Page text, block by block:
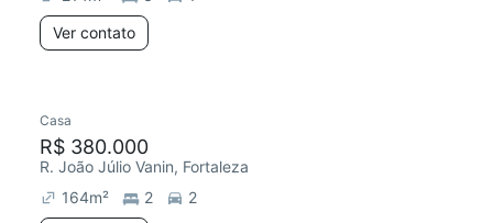
Ver contato
Casa
R$ 380.000
R. João Júlio Vanin, Fortaleza
164m² 2
2